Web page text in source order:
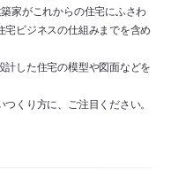
家がこれからの住宅にふさわ
宅ビジネスの仕組みまでを含め
計した住宅の模型や図面などを
くり方に、ご注目ください。